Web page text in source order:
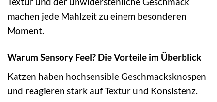
machen jede Mahlzeit zu einem besonderen
Moment.
Warum Sensory Feel? Die Vorteile im Überblick
Katzen haben hochsensible Geschmacksknospen
und reagieren stark auf Textur und Konsistenz.